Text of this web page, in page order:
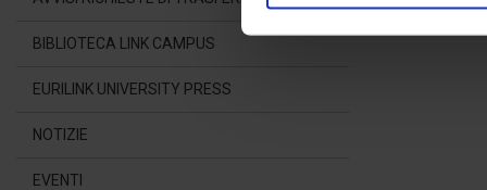
BIBLIOTECA LINK CAMPUS
EURILINK UNIVERSITY PRESS
NOTIZIE
EVENTI